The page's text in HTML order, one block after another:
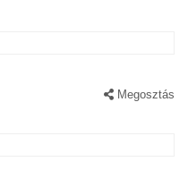
Megosztás